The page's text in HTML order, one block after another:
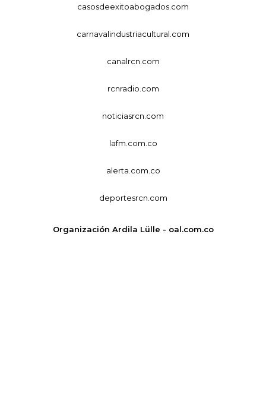
casosdeexitoabogados.com
carnavalindustriacultural.com
canalrcn.com
rcnradio.com
noticiasrcn.com
lafm.com.co
alerta.com.co
deportesrcn.com
Organización Ardila Lülle - oal.com.co